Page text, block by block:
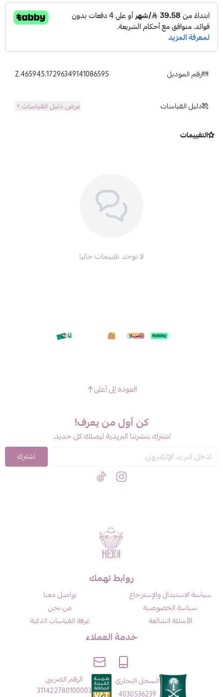
رقم الموديل Z.465945.17296349141086595
دليل القياسات عرض دليل القياسات
التقييمات
لا توجد تقييمات حاليا
العودة إلى أعلى
كن أول من يعرف!
اشترك بنشرتنا البريدية ليصلك كل جديد.
اشترك
روابط تهمك
سياسة الاستبدال والإسترجاع
سياسة الخصوصية
الأسئلة الشائعة
تواصل معنا
من نحن
غرفة القياسات الذكية
خدمة العملاء
السجل التجاري
4030536239
الرقم الضريبي
311422780100003